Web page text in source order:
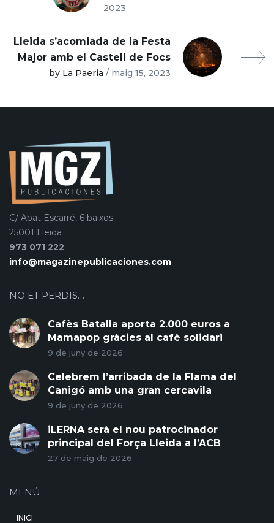
2023
Lleida s’acomiada de la Festa
Major amb el Castell de Focs
by La Paeria / maig 15, 2023
C/ Abat Escarré, 6 baixos
25001 Lleida
973 071 222
info@magazinepublicaciones.com
NO ET PERDIS…
Cafès Batalla aporta 2.000 euros a
Mamapop gràcies al cafè solidari
9 de juny de 2026
Celebrem l’arribada de la Flama del
Canigó amb una gran cercavila
9 de juny de 2026
iLERNA serà el nou patrocinador
principal del Força Lleida a l’ACB
27 de maig de 2026
MENÚ
INICI